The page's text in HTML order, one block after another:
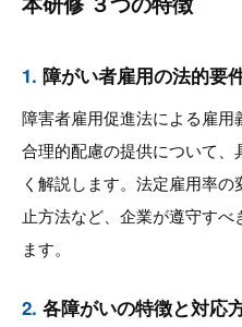
1. 障がい者雇用の法的要
障害者雇用促進法による雇
合理的配慮の提供について
く解説します。法定雇用率
止方法など、企業が遵守す
ます。
2. 各障がいの特徴と対応